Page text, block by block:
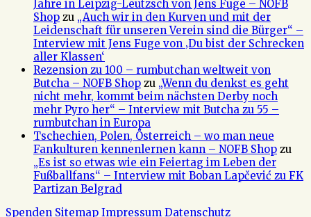
Jahre in Leipzig-Leutzsch von Jens Fuge – NOFB
Shop zu „Auch wir in den Kurven und mit der
Leidenschaft für unseren Verein sind die Bürger“ –
Interview mit Jens Fuge von ‚Du bist der Schrecken
aller Klassen‘
Rezension zu 100 – rumbutchan weltweit von
Butcha – NOFB Shop zu „Wenn du denkst es geht
nicht mehr, kommt beim nächsten Derby noch
mehr Pyro her“ – Interview mit Butcha zu 55 –
rumbutchan in Europa
Tschechien, Polen, Österreich – wo man neue
Fankulturen kennenlernen kann – NOFB Shop zu
„Es ist so etwas wie ein Feiertag im Leben der
Fußballfans“ – Interview mit Boban Lapčević zu FK
Partizan Belgrad
Spenden Sitemap Impressum Datenschutz